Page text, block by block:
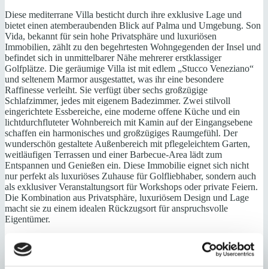
Diese mediterrane Villa besticht durch ihre exklusive Lage und
bietet einen atemberaubenden Blick auf Palma und Umgebung. Son
Vida, bekannt für sein hohe Privatsphäre und luxuriösen
Immobilien, zählt zu den begehrtesten Wohngegenden der Insel und
befindet sich in unmittelbarer Nähe mehrerer erstklassiger
Golfplätze. Die geräumige Villa ist mit edlem „Stucco Veneziano“
und seltenem Marmor ausgestattet, was ihr eine besondere
Raffinesse verleiht. Sie verfügt über sechs großzügige
Schlafzimmer, jedes mit eigenem Badezimmer. Zwei stilvoll
eingerichtete Essbereiche, eine moderne offene Küche und ein
lichtdurchfluteter Wohnbereich mit Kamin auf der Eingangsebene
schaffen ein harmonisches und großzügiges Raumgefühl. Der
wunderschön gestaltete Außenbereich mit pflegeleichtem Garten,
weitläufigen Terrassen und einer Barbecue-Area lädt zum
Entspannen und Genießen ein. Diese Immobilie eignet sich nicht
nur perfekt als luxuriöses Zuhause für Golfliebhaber, sondern auch
als exklusiver Veranstaltungsort für Workshops oder private Feiern.
Die Kombination aus Privatsphäre, luxuriösem Design und Lage
macht sie zu einem idealen Rückzugsort für anspruchsvolle
Eigentümer.
1. Etage (Eingangsebene): Wohn-/ Esszimmer, Küche, 2
Schlafzimmer mit Bädern, Gästetoilette, von außen zugängliches